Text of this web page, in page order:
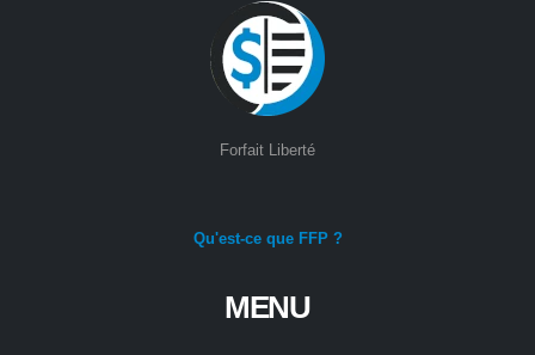
Forfait Liberté
Qu'est-ce que FFP ?
MENU